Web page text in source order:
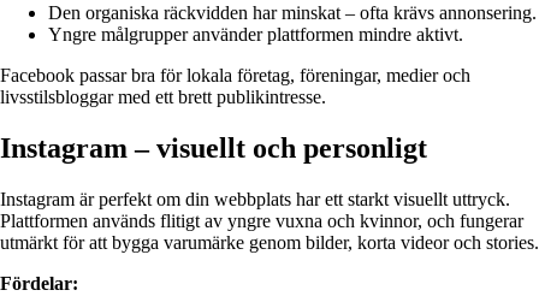
Den organiska räckvidden har minskat – ofta krävs annonsering.
Yngre målgrupper använder plattformen mindre aktivt.
Facebook passar bra för lokala företag, föreningar, medier och
livsstilsbloggar med ett brett publikintresse.
Instagram – visuellt och personligt
Instagram är perfekt om din webbplats har ett starkt visuellt uttryck.
Plattformen används flitigt av yngre vuxna och kvinnor, och fungerar
utmärkt för att bygga varumärke genom bilder, korta videor och stories.
Fördelar: